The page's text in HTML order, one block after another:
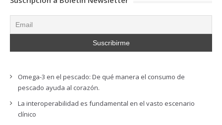
Omega-3 en el pescado: De qué manera el consumo de
pescado ayuda al corazón.
La interoperabilidad es fundamental en el vasto escenario
clínico